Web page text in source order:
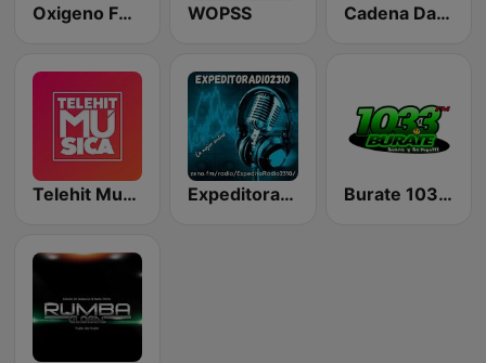
Oxigeno FM Radio WOPSS Cadena Dance Venezuela
Telehit Musica Expeditoradio2310 Burate 103.3 FM